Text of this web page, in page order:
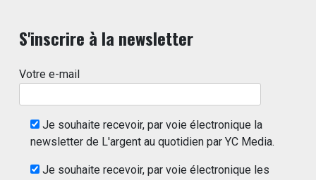
S'inscrire à la newsletter
Votre e-mail
Je souhaite recevoir, par voie électronique la
newsletter de L'argent au quotidien par YC Media.
Je souhaite recevoir, par voie électronique les